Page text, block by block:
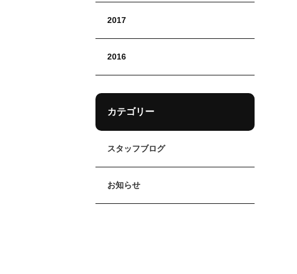
2017
2016
カテゴリー
スタッフブログ
お知らせ